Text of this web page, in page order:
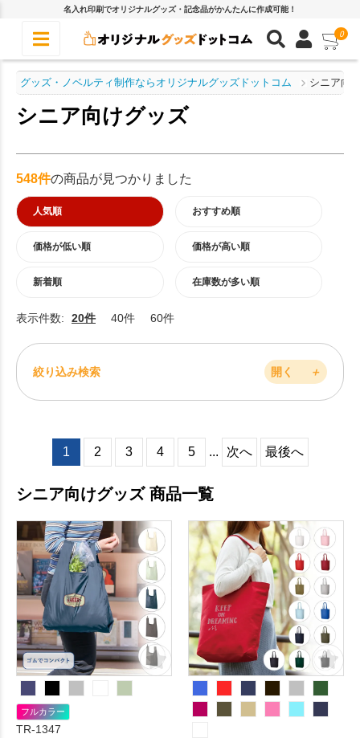
名入れ印刷でオリジナルグッズ・記念品がかんたんに作成可能！
0
グッズ・ノベルティ制作ならオリジナルグッズドットコム シニア向
シニア向けグッズ
548件の商品が見つかりました
人気順 おすすめ順
価格が低い順 価格が高い順
新着順 在庫数が多い順
表示件数: 20件 40件 60件
絞り込み検索 開く ＋
1 2 3 4 5 ... 次へ 最後へ
シニア向けグッズ 商品一覧
フルカラー
TR-1347